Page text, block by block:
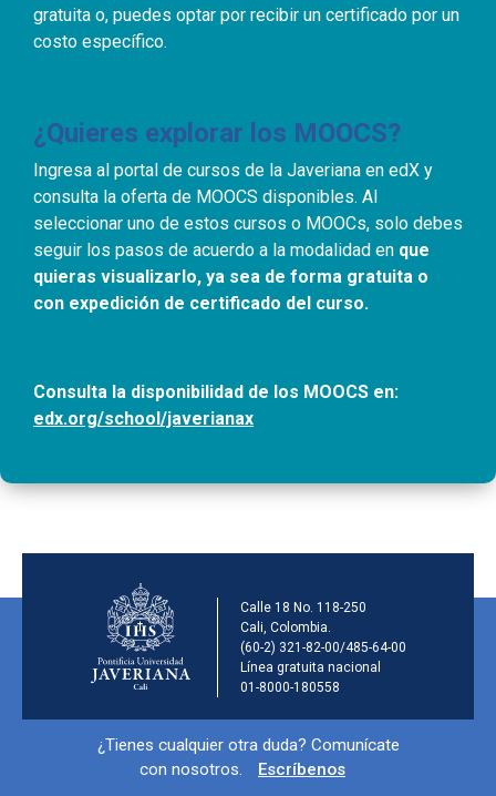
gratuita o, puedes optar por recibir un certificado por un
costo específico.
¿Quieres explorar los MOOCS?
Ingresa al portal de cursos de la Javeriana en edX y
consulta la oferta de MOOCS disponibles. Al
seleccionar uno de estos cursos o MOOCs, solo debes
seguir los pasos de acuerdo a la modalidad en que
quieras visualizarlo, ya sea de forma gratuita o
con expedición de certificado del curso.
Consulta la disponibilidad de los MOOCS en:
edx.org/school/javerianax
Información de la
Calle 18 No. 118-250
Cali, Colombia.
(60-2) 321-82-00/485-64-00
Línea gratuita nacional
01-8000-180558
Información y redes sociales
¿Tienes cualquier otra duda? Comunícate
con nosotros.
Escríbenos